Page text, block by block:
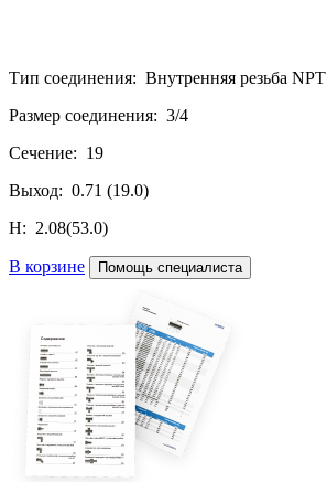
Тип соединения: Внутренняя резьба NPT
Размер соединения: 3/4
Сечение: 19
Выход: 0.71 (19.0)
H: 2.08(53.0)
В корзине Помощь специалиста